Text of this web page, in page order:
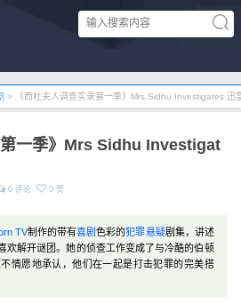
> 《西杜夫人调查实录第一季》Mrs Sidhu Investigates 迅
第一季》Mrs Sidhu Investigat
0 评论 0 赞
TV制作的带有喜剧色彩的犯罪悬疑剧集，讲述
欢解开谜团。她的侦查工作变成了与冷酷的伯顿
情愿地承认，他们在一起是打击犯罪的完美搭